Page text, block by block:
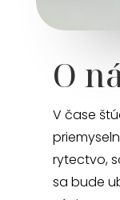
O
V čase
rytectvo,
sa bude